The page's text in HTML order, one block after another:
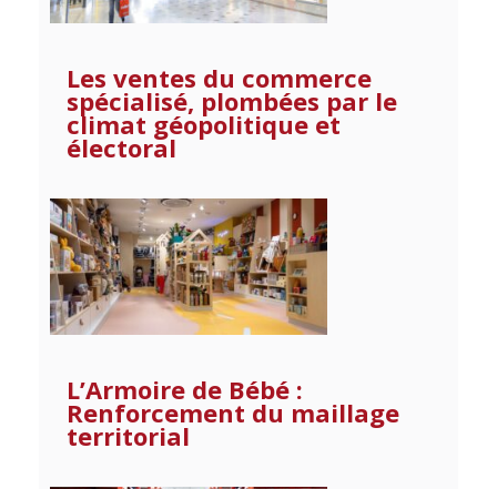
Les ventes du commerce
spécialisé, plombées par le
climat géopolitique et
électoral
L’Armoire de Bébé :
Renforcement du maillage
territorial